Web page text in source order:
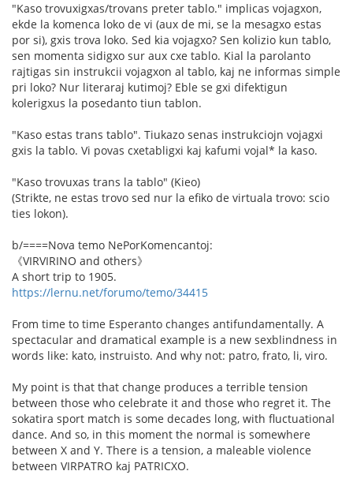
"Kaso trovuxigxas/trovans preter tablo." implicas vojagxon,
ekde la komenca loko de vi (aux de mi, se la mesagxo estas
por si), gxis trova loko. Sed kia vojagxo? Sen kolizio kun tablo,
sen momenta sidigxo sur aux cxe tablo. Kial la parolanto
rajtigas sin instrukcii vojagxon al tablo, kaj ne informas simple
pri loko? Nur literaraj kutimoj? Eble se gxi difektigun
kolerigxus la posedanto tiun tablon.
"Kaso estas trans tablo". Tiukazo senas instrukciojn vojagxi
gxis la tablo. Vi povas cxetabligxi kaj kafumi vojal* la kaso.
"Kaso trovuxas trans la tablo" (Kieo)
(Strikte, ne estas trovo sed nur la efiko de virtuala trovo: scio
ties lokon).
b/====Nova temo NePorKomencantoj:
《VIRVIRINO and others》
A short trip to 1905.
https://lernu.net/forumo/temo/34415
From time to time Esperanto changes antifundamentally. A
spectacular and dramatical example is a new sexblindness in
words like: kato, instruisto. And why not: patro, frato, li, viro.
My point is that that change produces a terrible tension
between those who celebrate it and those who regret it. The
sokatira sport match is some decades long, with fluctuational
dance. And so, in this moment the normal is somewhere
between X and Y. There is a tension, a maleable violence
between VIRPATRO kaj PATRICXO.